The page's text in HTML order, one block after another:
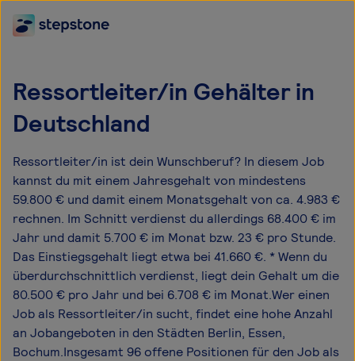
Ressortleiter/in Gehälter in
Deutschland
Ressortleiter/in ist dein Wunschberuf? In diesem Job
kannst du mit einem Jahresgehalt von mindestens
59.800 € und damit einem Monatsgehalt von ca. 4.983 €
rechnen. Im Schnitt verdienst du allerdings 68.400 € im
Jahr und damit 5.700 € im Monat bzw. 23 € pro Stunde.
Das Einstiegsgehalt liegt etwa bei 41.660 €. * Wenn du
überdurchschnittlich verdienst, liegt dein Gehalt um die
80.500 € pro Jahr und bei 6.708 € im Monat.Wer einen
Job als Ressortleiter/in sucht, findet eine hohe Anzahl
an Jobangeboten in den Städten Berlin, Essen,
Bochum.Insgesamt 96 offene Positionen für den Job als